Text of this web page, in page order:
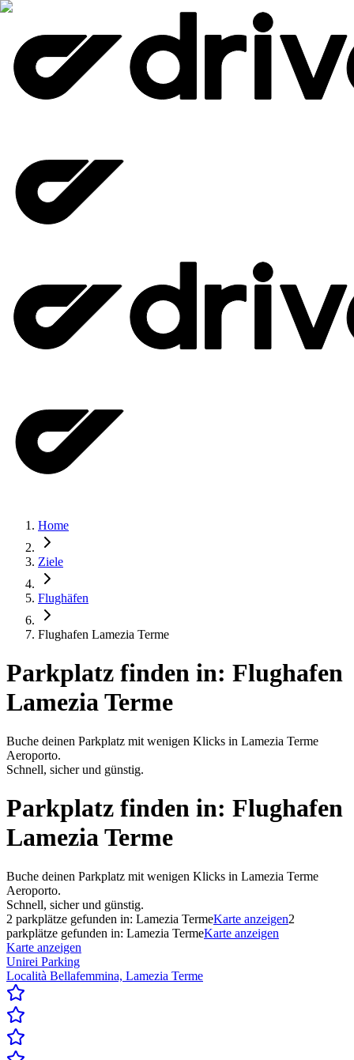
Home
Ziele
Flughäfen
Flughafen Lamezia Terme
Parkplatz finden in: Flughafen
Lamezia Terme
Buche deinen Parkplatz mit wenigen Klicks in Lamezia Terme
Aeroporto.
Schnell, sicher und günstig.
Parkplatz finden in: Flughafen
Lamezia Terme
Buche deinen Parkplatz mit wenigen Klicks in Lamezia Terme
Aeroporto.
Schnell, sicher und günstig.
2 parkplätze gefunden in: Lamezia TermeKarte anzeigen2
parkplätze gefunden in: Lamezia TermeKarte anzeigen
Karte anzeigen
Unirei Parking
Località Bellafemmina, Lamezia Terme